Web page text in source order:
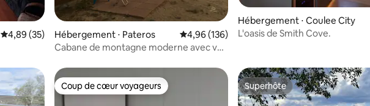
Évaluation moyenne sur la base de 35 commentaires : 4,89 sur 5
4,89 (35)
Hébergement ⋅ Pateros Évaluation moyenne sur la base de 136
4,96 (136)
Cabane de montagne moderne avec vue
Hébergement ⋅ Coulee City
L'oasis de Smith Cove.
Coup de cœur voyageurs
Coup de cœur voyageurs Superhôte
Superhôte